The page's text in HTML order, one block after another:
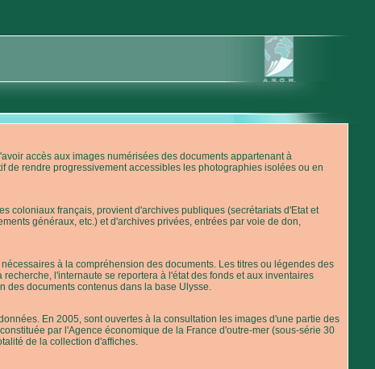
accès aux images numérisées des documents appartenant à
rendre progressivement accessibles les photographies isolées ou en
coloniaux français, provient d'archives publiques (secrétariats d'Etat et
généraux, etc.) et d'archives privées, entrées par voie de don,
à la compréhension des documents. Les titres ou légendes des
l'internaute se reportera à l'état des fonds et aux inventaires
des documents contenus dans la base Ulysse.
En 2005, sont ouvertes à la consultation les images d'une partie des
par l'Agence économique de la France d'outre-mer (sous-série 30
de la collection d'affiches.